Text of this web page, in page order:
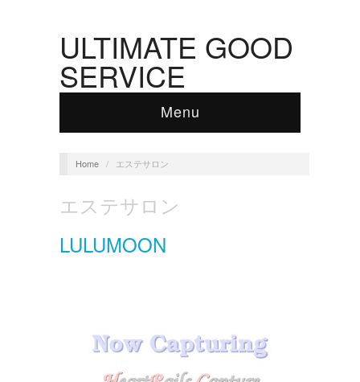
ULTIMATE GOOD
SERVICE
Menu
Home / エステサロン
エステサロン
LULUMOON